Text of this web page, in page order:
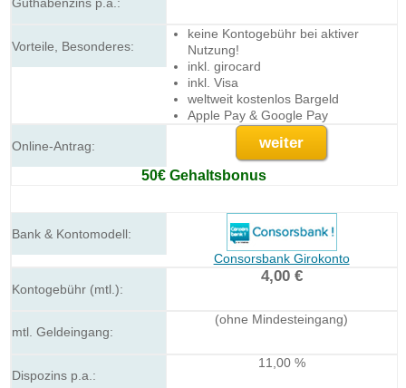
keine Kontogebühr bei aktiver
Nutzung!
inkl. girocard
inkl. Visa
weltweit kostenlos Bargeld
Apple Pay & Google Pay
weiter
50€ Gehaltsbonus
Consorsbank Girokonto
4,00 €
(ohne Mindesteingang)
11,00 %